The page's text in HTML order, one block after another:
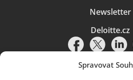
Spravovat
Newsletter
Deloitte.cz